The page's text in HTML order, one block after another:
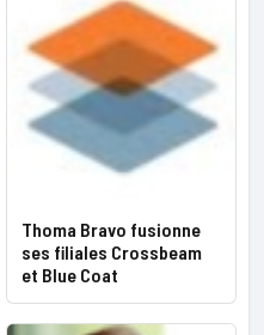
Thoma Bravo fusionne
ses filiales Crossbeam
et Blue Coat